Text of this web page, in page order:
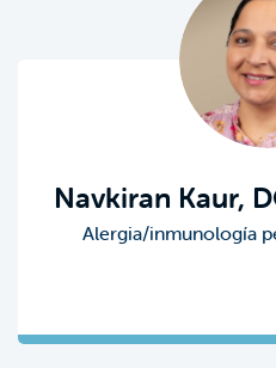
Navkiran Kaur,
Alergia/inmunología